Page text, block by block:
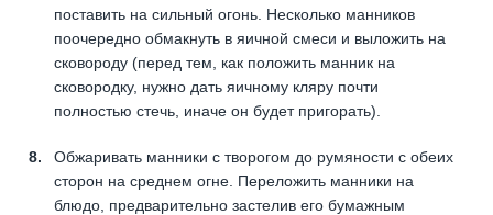
поставить на сильный огонь. Несколько манников
поочередно обмакнуть в яичной смеси и выложить на
сковороду (перед тем, как положить манник на
сковородку, нужно дать яичному кляру почти
полностью стечь, иначе он будет пригорать).
Обжаривать манники с творогом до румяности с обеих
сторон на среднем огне. Переложить манники на
блюдо, предварительно застелив его бумажным